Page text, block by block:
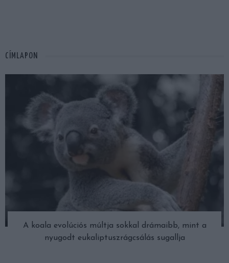
CÍMLAPON
A koala evolúciós múltja sokkal drámaibb, mint a
nyugodt eukaliptuszrágcsálás sugallja